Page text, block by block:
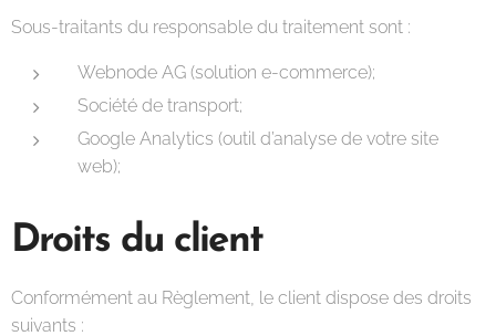
Sous-traitants du responsable du traitement sont :
Webnode AG (solution e-commerce);
Société de transport;
Google Analytics (outil d’analyse de votre site
web);
Droits du client
Conformément au Règlement, le client dispose des droits
suivants :